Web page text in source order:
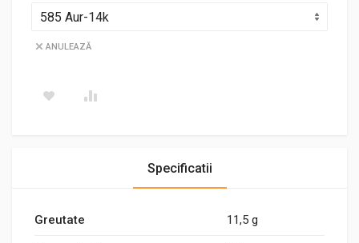
ANULEAZĂ
Specificatii
Greutate 11,5 g